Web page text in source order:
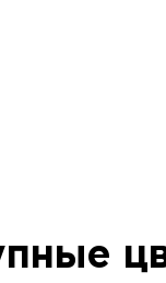
два варианта
легкой, «порхающей»
совсем медленной